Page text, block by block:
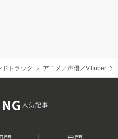
ドトラック アニメ／声優／VTuber
人気記事